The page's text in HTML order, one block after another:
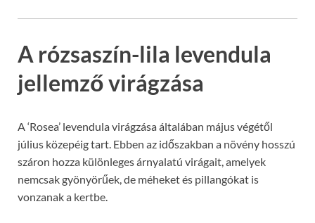
A rózsaszín-lila levendula
jellemző virágzása
A ‘Rosea’ levendula virágzása általában május végétől
július közepéig tart. Ebben az időszakban a növény hosszú
száron hozza különleges árnyalatú virágait, amelyek
nemcsak gyönyörűek, de méheket és pillangókat is
vonzanak a kertbe.